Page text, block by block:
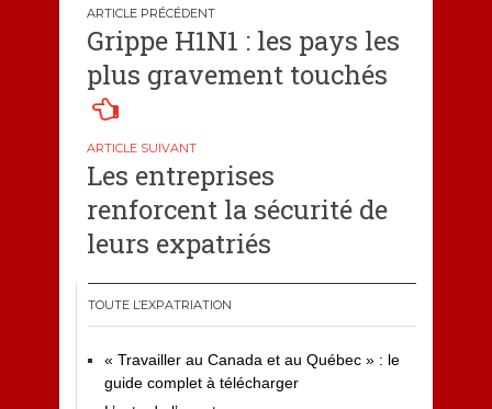
Navigation
de
l’article
Grippe H1N1 : les pays les
plus gravement touchés
Les entreprises
renforcent la sécurité de
leurs expatriés
TOUTE L’EXPATRIATION
« Travailler au Canada et au Québec » : le
guide complet à télécharger